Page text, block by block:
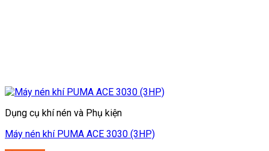
Dụng cụ khí nén và Phụ kiện
Máy nén khí PUMA ACE 3030 (3HP)